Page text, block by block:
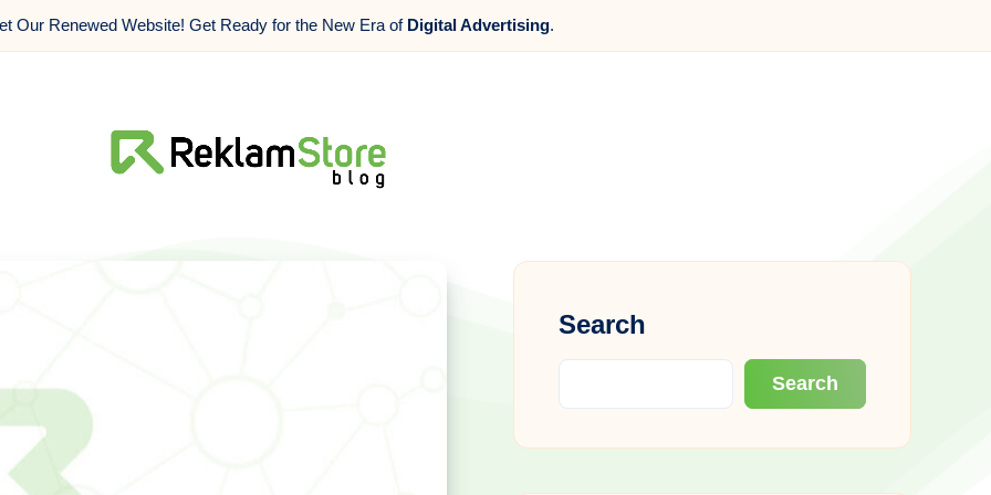
Our Renewed Website! Get Ready for the New Era of Digital Advertising.
Search
Search